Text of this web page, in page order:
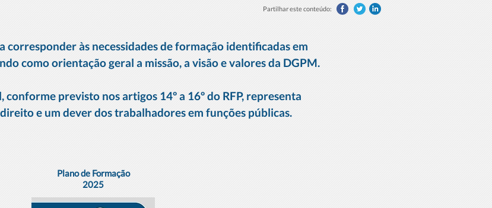
Partilhar este conteúdo:
corresponder às necessidades de formação identificadas em
como orientação geral a missão, a visão e valores da DGPM.
previsto nos artigos 14º a 16º do RFP, representa
e um dever dos trabalhadores em funções públicas.
Plano de Formação
2025